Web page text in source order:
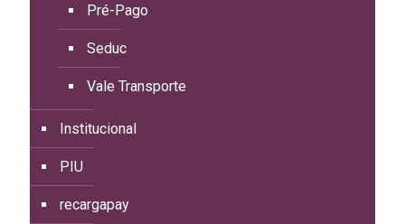
Pré-Pago
Seduc
Vale Transporte
Institucional
PIU
recargapay